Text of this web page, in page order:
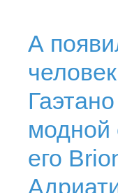
А
модной
его